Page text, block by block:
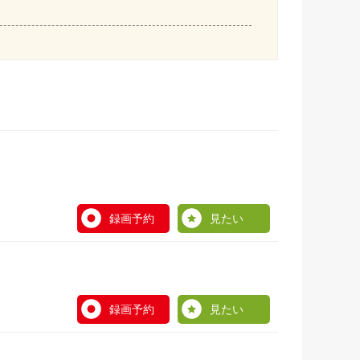
録画予約 見たい
録画予約 見たい